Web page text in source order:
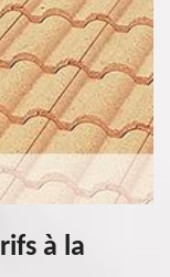
à la